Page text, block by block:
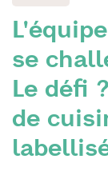
se
Le défi
de